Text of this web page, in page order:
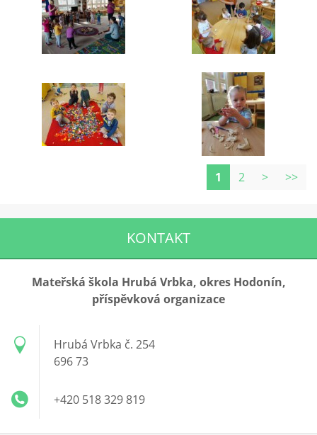
1 2 > >>
KONTAKT
Mateřská škola Hrubá Vrbka, okres Hodonín,
příspěvková organizace
Hrubá Vrbka č. 254
696 73
+420 518 329 819